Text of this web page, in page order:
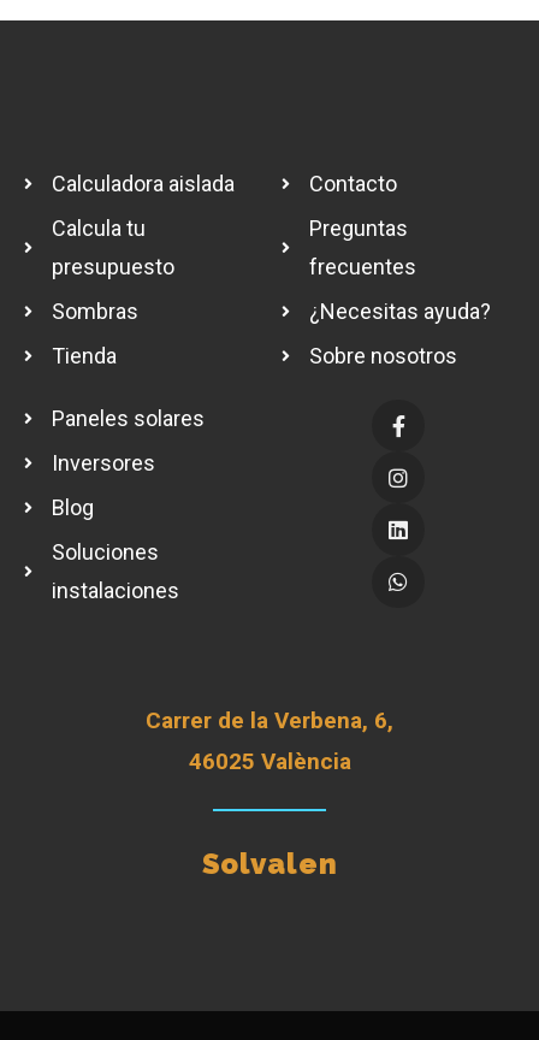
Calculadora aislada
Calcula tu
presupuesto
Sombras
Tienda
Paneles solares
Inversores
Blog
Soluciones
instalaciones
Contacto
Preguntas
frecuentes
¿Necesitas ayuda?
Sobre nosotros
Carrer de la Verbena, 6,
46025 València
Solvalen